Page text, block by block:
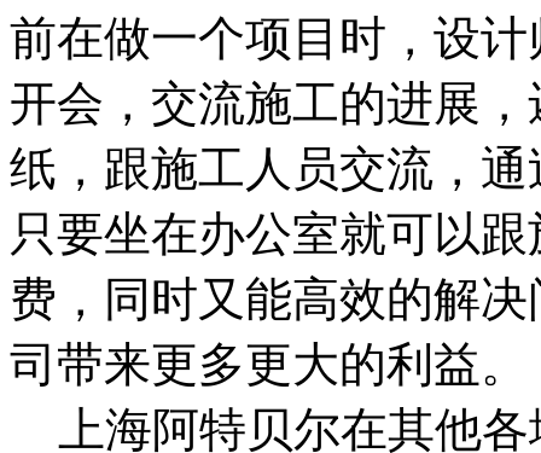
前在做一个项目时，设
开会，交流施工的进展
纸，跟施工人员交流，
只要坐在办公室就可以
费，同时又能高效的解
司带来更多更大的利益。
上海阿特贝尔在其他各